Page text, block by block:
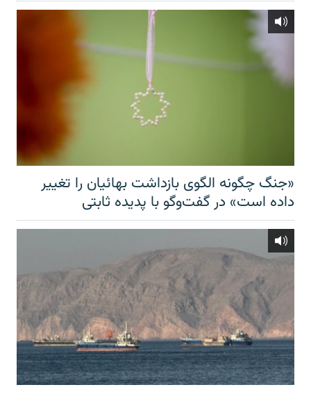
«جنگ چگونه الگوی بازداشت بهائیان را تغییر
داده است» در گفت‌وگو با پدیده ثابتی